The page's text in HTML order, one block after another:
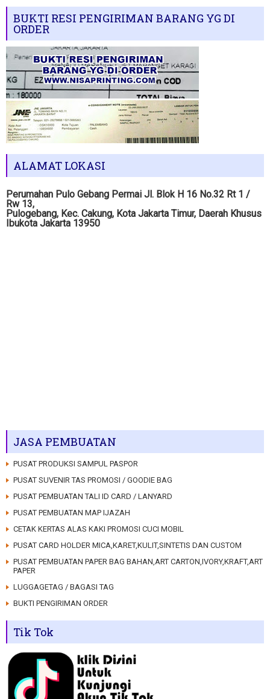
BUKTI RESI PENGIRIMAN BARANG YG DI
ORDER
ALAMAT LOKASI
Perumahan Pulo Gebang Permai Jl. Blok H 16 No.32 Rt 1 /
Rw 13,
Pulogebang, Kec. Cakung, Kota Jakarta Timur, Daerah Khusus
Ibukota Jakarta 13950
JASA PEMBUATAN
PUSAT PRODUKSI SAMPUL PASPOR
PUSAT SUVENIR TAS PROMOSI / GOODIE BAG
PUSAT PEMBUATAN TALI ID CARD / LANYARD
PUSAT PEMBUATAN MAP IJAZAH
CETAK KERTAS ALAS KAKI PROMOSI CUCI MOBIL
PUSAT CARD HOLDER MICA,KARET,KULIT,SINTETIS DAN CUSTOM
PUSAT PEMBUATAN PAPER BAG BAHAN,ART CARTON,IVORY,KRAFT,ART
PAPER
LUGGAGETAG / BAGASI TAG
BUKTI PENGIRIMAN ORDER
Tik Tok